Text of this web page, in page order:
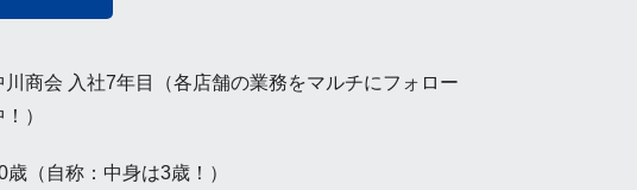
川商会 入社7年目（各店舗の業務をマルチにフォロー
！）
歳（自称：中身は3歳！）